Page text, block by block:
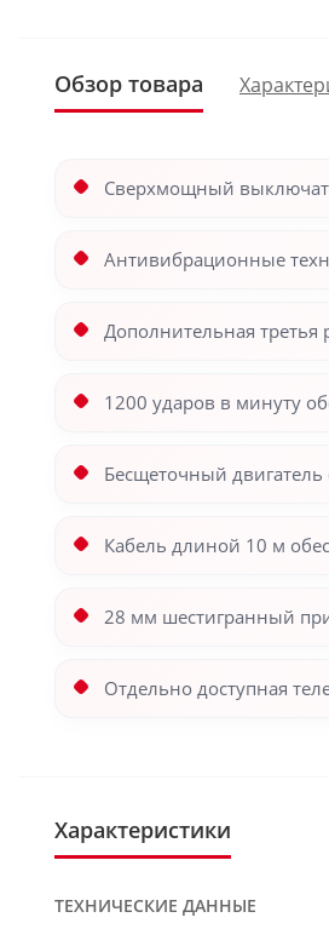
Обзор товара
Сверхмощный
Антивибрационные
Дополнительная
1200 ударов в минуту
Бесщеточный
Кабель длиной 10 м
28 мм шестигранный
Отдельно доступная
Характеристики
ТЕХНИЧЕСКИЕ ДАННЫЕ